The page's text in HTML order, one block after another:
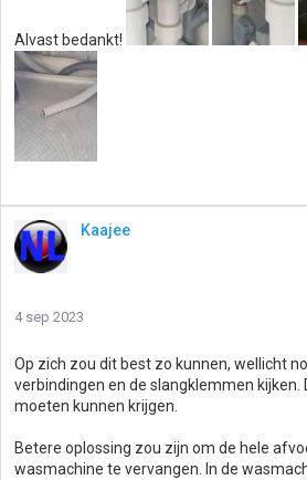
Alvast bedankt!
Kaajee
4 sep 2023
Op zich zou dit best zo kunnen, wellicht
verbindingen en de slangklemmen
moeten kunnen krijgen.
Betere oplossing zou zijn om de hele
wasmachine te vervangen. In de